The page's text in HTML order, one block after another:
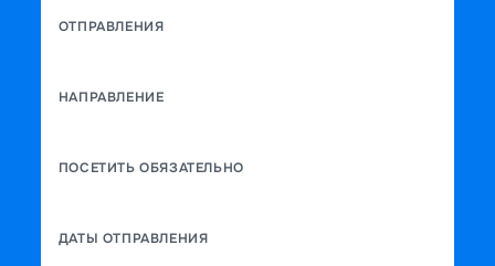
ОТПРАВЛЕНИЯ
НАПРАВЛЕНИЕ
ПОСЕТИТЬ ОБЯЗАТЕЛЬНО
ДАТЫ ОТПРАВЛЕНИЯ